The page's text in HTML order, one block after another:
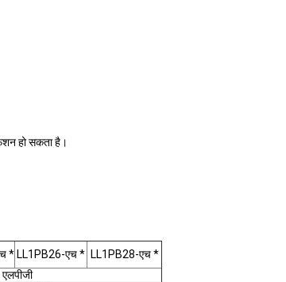
हो सकता है।
* LL1PB26-एच * LL1PB28-एच *